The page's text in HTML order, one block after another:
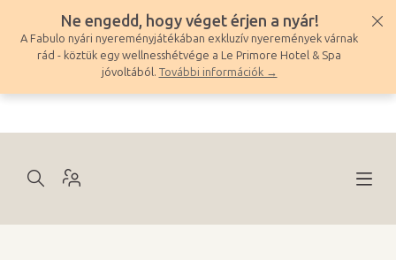
tartalomhoz
Ne engedd, hogy véget érjen a nyár!
A Fabulo nyári nyereményjátékában exkluzív nyeremények várnak
rád - köztük egy wellnesshétvége a Le Primore Hotel & Spa
jóvoltából. További információk →